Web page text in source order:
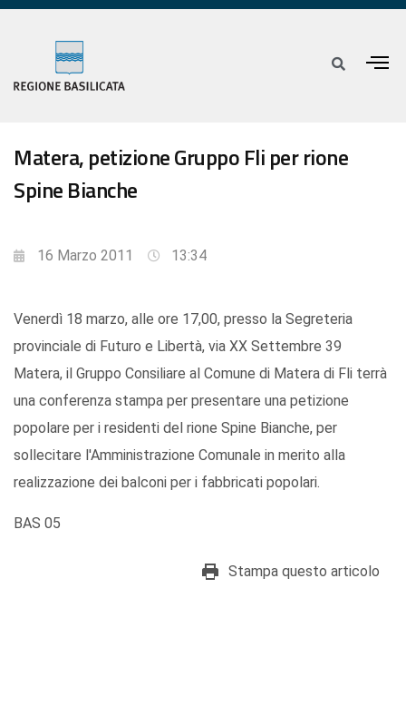
Matera, petizione Gruppo Fli per rione
Spine Bianche
16 Marzo 2011 13:34
Venerdì 18 marzo, alle ore 17,00, presso la Segreteria
provinciale di Futuro e Libertà, via XX Settembre 39
Matera, il Gruppo Consiliare al Comune di Matera di Fli terrà
una conferenza stampa per presentare una petizione
popolare per i residenti del rione Spine Bianche, per
sollecitare l'Amministrazione Comunale in merito alla
realizzazione dei balconi per i fabbricati popolari.
BAS 05
Stampa questo articolo